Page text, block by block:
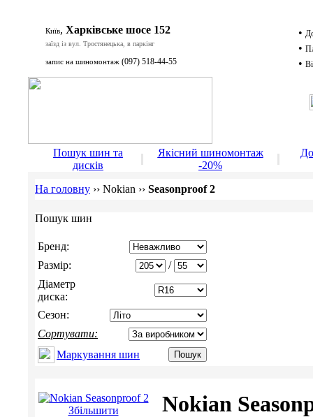
Київ, Харківське шосе 152
заїзд із вул. Тростянецька, в паркінг
запис на шиномонтаж (097) 518-44-55
•
•
•
Пошук шин та
дисків
Якісний шиномонтаж
-20%
На головну ›› Nokian ›› Seasonproof 2
Пошук шин
Бренд:
Размір:
/
Діаметр
диска:
Сезон:
Сортувати:
Маркування шин
Збільшити Nokian